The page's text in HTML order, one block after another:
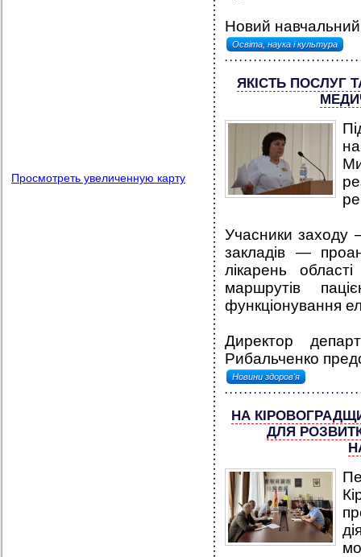
Просмотреть увеличенную карту
Новий
Освіта, наука і культура
ЯКІСТЬ ПОСЛУГ
Учасники заходу
закладів —
лікарень
маршрутів
функціонування
Директор
Рибальченко
Новини здоров'я
НА
ДЛЯ